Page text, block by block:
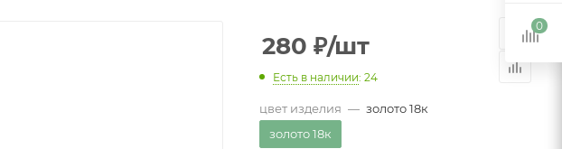
280 ₽/шт
Есть в наличии: 24
цвет изделия — золото 18к
золото 18к
0